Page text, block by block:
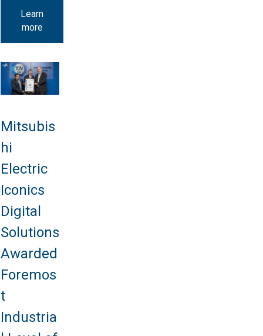
Learn
more
Mitsubis
hi
Electric
Iconics
Digital
Solutions
Awarded
Foremos
t
Industria